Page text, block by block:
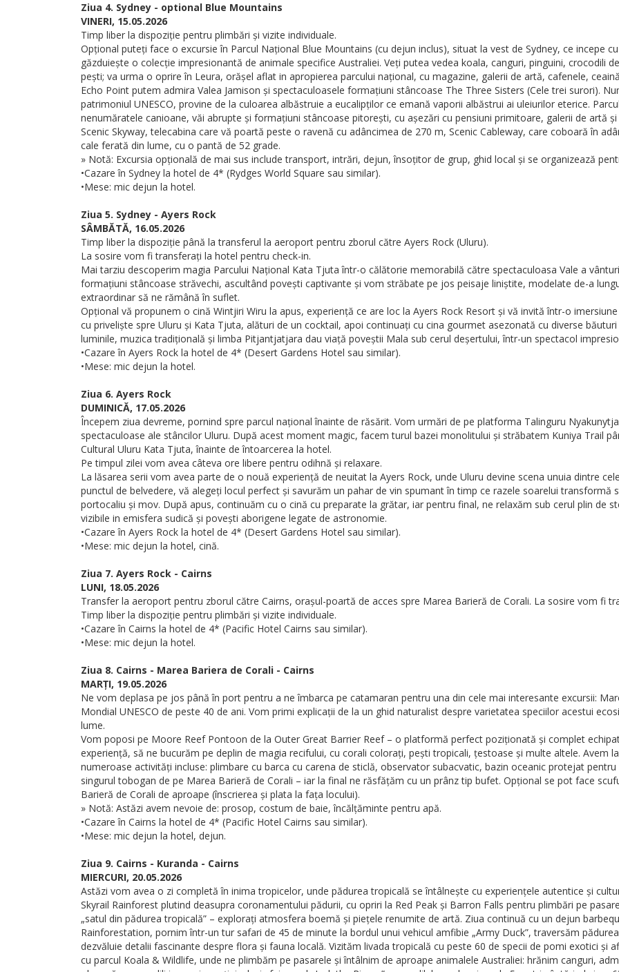
Ziua 4. Sydney - optional Blue Mountains
VINERI, 15.05.2026
Timp liber la dispoziție pentru plimbări și vizite individuale.
Opțional puteți face o excursie în Parcul Național Blue Mountains (cu dejun inclus), situat la vest de Sydney, ce incepe
găzduiește o colecție impresionantă de animale specifice Australiei. Veți putea vedea koala, canguri, pinguini, crocodili
pești; va urma o oprire în Leura, orășel aflat in apropierea parcului național, cu magazine, galerii de artă, cafenele,
Echo Point putem admira Valea Jamison și spectaculoasele formațiuni stâncoase The Three Sisters (Cele trei surori).
patrimoniul UNESCO, provine de la culoarea albăstruie a eucalipților ce emană vaporii albăstrui ai uleiurilor eterice.
nenumăratele canioane, văi abrupte și formațiuni stâncoase pitorești, cu așezări cu pensiuni primitoare, galerii de artă
Scenic Skyway, telecabina care vă poartă peste o ravenă cu adâncimea de 270 m, Scenic Cableway, care coboară în
cale ferată din lume, cu o pantă de 52 grade.
» Notă: Excursia opțională de mai sus include transport, intrări, dejun, însoțitor de grup, ghid local și se organizează
•Cazare în Sydney la hotel de 4* (Rydges World Square sau similar).
•Mese: mic dejun la hotel.
Ziua 5. Sydney - Ayers Rock
SÂMBĂTĂ, 16.05.2026
Timp liber la dispoziție până la transferul la aeroport pentru zborul către Ayers Rock (Uluru).
La sosire vom fi transferați la hotel pentru check-in.
Mai tarziu descoperim magia Parcului Național Kata Tjuta într-o călătorie memorabilă către spectaculoasa Vale a
formațiuni stâncoase străvechi, ascultând povești captivante și vom străbate pe jos peisaje liniștite, modelate de-a
extraordinar să ne rămână în suflet.
Opțional vă propunem o cină Wintjiri Wiru la apus, experiență ce are loc la Ayers Rock Resort și vă invită într-o
cu priveliște spre Uluru și Kata Tjuta, alături de un cocktail, apoi continuați cu cina gourmet asezonată cu diverse
luminile, muzica tradițională și limba Pitjantjatjara dau viață poveștii Mala sub cerul deșertului, într-un spectacol
•Cazare în Ayers Rock la hotel de 4* (Desert Gardens Hotel sau similar).
•Mese: mic dejun la hotel.
Ziua 6. Ayers Rock
DUMINICĂ, 17.05.2026
Începem ziua devreme, pornind spre parcul național înainte de răsărit. Vom urmări de pe platforma Talinguru
spectaculoase ale stâncilor Uluru. După acest moment magic, facem turul bazei monolitului și străbatem Kuniya Trail
Cultural Uluru Kata Tjuta, înainte de întoarcerea la hotel.
Pe timpul zilei vom avea câteva ore libere pentru odihnă și relaxare.
La lăsarea serii vom avea parte de o nouă experiență de neuitat la Ayers Rock, unde Uluru devine scena unuia dintre
punctul de belvedere, vă alegeți locul perfect și savurăm un pahar de vin spumant în timp ce razele soarelui transformă
portocaliu și mov. După apus, continuăm cu o cină cu preparate la grătar, iar pentru final, ne relaxăm sub cerul plin de
vizibile in emisfera sudică și povești aborigene legate de astronomie.
•Cazare în Ayers Rock la hotel de 4* (Desert Gardens Hotel sau similar).
•Mese: mic dejun la hotel, cină.
Ziua 7. Ayers Rock - Cairns
LUNI, 18.05.2026
Transfer la aeroport pentru zborul către Cairns, orașul-poartă de acces spre Marea Barieră de Corali. La sosire vom fi
Timp liber la dispoziție pentru plimbări și vizite individuale.
•Cazare în Cairns la hotel de 4* (Pacific Hotel Cairns sau similar).
•Mese: mic dejun la hotel.
Ziua 8. Cairns - Marea Bariera de Corali - Cairns
MARȚI, 19.05.2026
Ne vom deplasa pe jos până în port pentru a ne îmbarca pe catamaran pentru una din cele mai interesante excursii:
Mondial UNESCO de peste 40 de ani. Vom primi explicații de la un ghid naturalist despre varietatea speciilor acestui
lume.
Vom poposi pe Moore Reef Pontoon de la Outer Great Barrier Reef – o platformă perfect poziționată și complet
experiență, să ne bucurăm pe deplin de magia recifului, cu corali colorați, pești tropicali, țestoase și multe altele. Avem
numeroase activități incluse: plimbare cu barca cu carena de sticlă, observator subacvatic, bazin oceanic protejat
singurul tobogan de pe Marea Barieră de Corali – iar la final ne răsfățăm cu un prânz tip bufet. Opțional se pot face
Barieră de Corali de aproape (înscrierea și plata la fața locului).
» Notă: Astăzi avem nevoie de: prosop, costum de baie, încălțăminte pentru apă.
•Cazare în Cairns la hotel de 4* (Pacific Hotel Cairns sau similar).
•Mese: mic dejun la hotel, dejun.
Ziua 9. Cairns - Kuranda - Cairns
MIERCURI, 20.05.2026
Astăzi vom avea o zi completă în inima tropicelor, unde pădurea tropicală se întâlnește cu experiențele autentice și
Skyrail Rainforest plutind deasupra coronamentului pădurii, cu opriri la Red Peak și Barron Falls pentru plimbări pe
„satul din pădurea tropicală” – explorați atmosfera boemă și piețele renumite de artă. Ziua continuă cu un dejun
Rainforestation, pornim într-un tur safari de 45 de minute la bordul unui vehicul amfibie „Army Duck”, traversăm
dezvăluie detalii fascinante despre flora și fauna locală. Vizităm livada tropicală cu peste 60 de specii de pomi exotici și
cu parcul Koala & Wildlife, unde ne plimbăm pe pasarele și întâlnim de aproape animalele Australiei: hrănim canguri,